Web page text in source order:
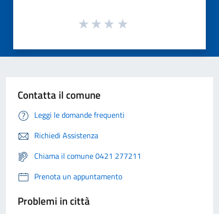
Contatta il comune
Leggi le domande frequenti
Richiedi Assistenza
Chiama il comune 0421 277211
Prenota un appuntamento
Problemi in città